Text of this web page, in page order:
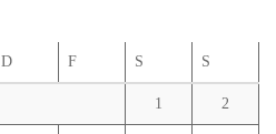
D F S S
1 2